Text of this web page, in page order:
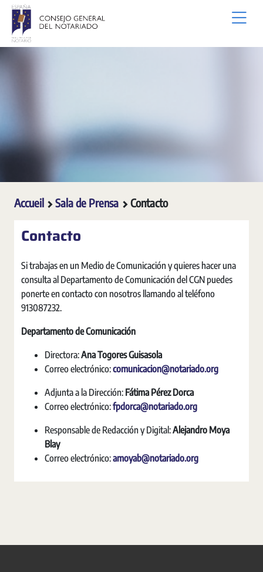
Saut au contenu principal
Accueil Sala de Prensa Contacto
Contacto
Si trabajas en un Medio de Comunicación y quieres hacer una
consulta al Departamento de Comunicación del CGN puedes
ponerte en contacto con nosotros llamando al teléfono
913087232.
Departamento de Comunicación
Directora:Ana Togores Guisasola
Correo electrónico:comunicacion@notariado.org
Adjunta a la Dirección: Fátima Pérez Dorca
Correo electrónico:fpdorca@notariado.org
Responsable de Redacción y Digital:Alejandro Moya
Blay
Correo electrónico:amoyab@notariado.org